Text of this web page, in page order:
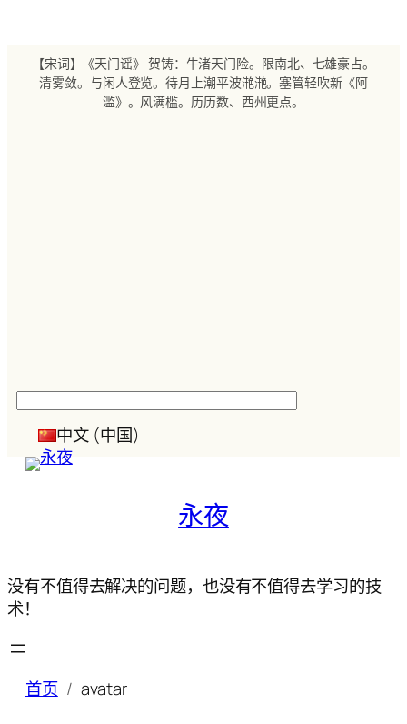
【宋词】《天门谣》 贺铸：牛渚天门险。限南北、七雄豪占。
清雾敛。与闲人登览。待月上潮平波滟滟。塞管轻吹新《阿
滥》。风满槛。历历数、西州更点。
中文 (中国)
永夜
没有不值得去解决的问题，也没有不值得去学习的技
术！
首页 avatar